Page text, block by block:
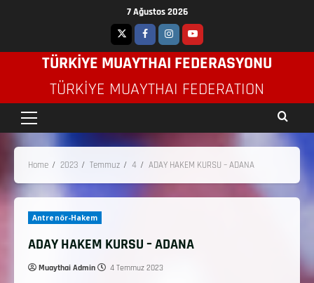
7 Ağustos 2026
TÜRKİYE MUAYTHAI FEDERASYONU
TÜRKIYE MUAYTHAI FEDERATION
Home 2023 Temmuz 4 ADAY HAKEM KURSU – ADANA
Antrenör-Hakem
ADAY HAKEM KURSU – ADANA
Muaythai Admin 4 Temmuz 2023